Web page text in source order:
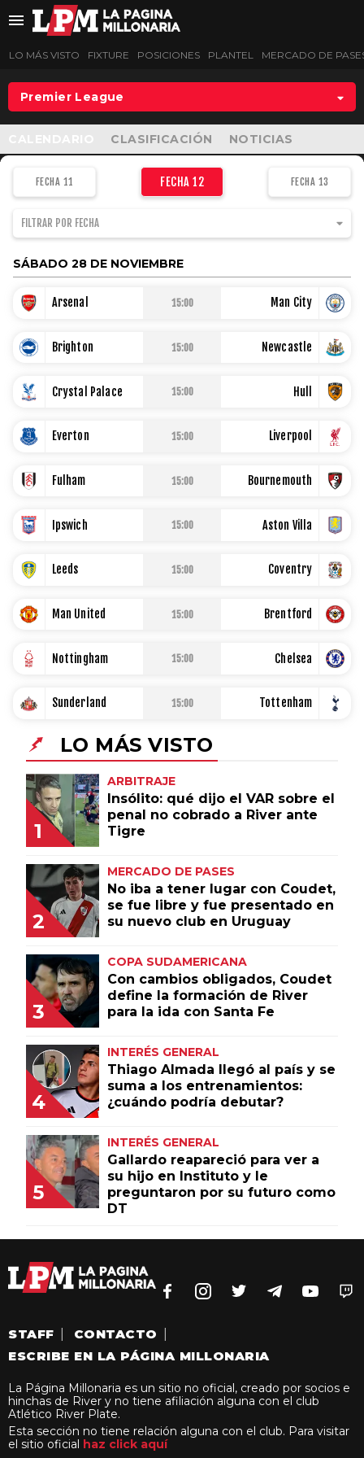
LO MÁS VISTO
COPA ARGENTINA
STAFF | CONTACTO
La Página Millonaria es un sitio no oficial, creado por socios
Esta sección no tiene relación alguna con el club. Para
Políticas de Privacidad
Ad Choices
Un producto de Futbol Sites.
reservados.
LO MÁS VISTO FIXTURE POSICIONES PLANTEL MERCADO DE
Premier League
CLASIFICACIÓN NOTICIAS
FECHA 11 FECHA 12 FECHA 13
FILTRAR POR FECHA
SÁBADO 28 DE NOVIEMBRE
Arsenal 15:00 Man City
Brighton 15:00 Newcastle
Crystal Palace 15:00 Hull
Everton 15:00 Liverpool
Fulham 15:00 Bournemouth
Ipswich 15:00 Aston Villa
Leeds 15:00 Coventry
Man United 15:00 Brentford
Nottingham 15:00 Chelsea
Sunderland 15:00 Tottenham
LO MÁS VISTO
1
ARBITRAJE
Insólito: qué dijo el VAR sobre el
penal no cobrado a River ante
Tigre
2
MERCADO DE PASES
No iba a tener lugar con Coudet,
se fue libre y fue presentado en
su nuevo club en Uruguay
3
COPA SUDAMERICANA
Con cambios obligados, Coudet
define la formación de River
para la ida con Santa Fe
4
INTERÉS GENERAL
Thiago Almada llegó al país y se
suma a los entrenamientos:
¿cuándo podría debutar?
5
INTERÉS GENERAL
Gallardo reapareció para ver a
su hijo en Instituto y le
preguntaron por su futuro como
DT
STAFF CONTACTO
ESCRIBE EN LA PÁGINA MILLONARIA
La Página Millonaria es un sitio no oficial, creado por socios e
hinchas de River y no tiene afiliación alguna con el club
Atlético River Plate.
Esta sección no tiene relación alguna con el club. Para visitar
el sitio oficial haz click aquí